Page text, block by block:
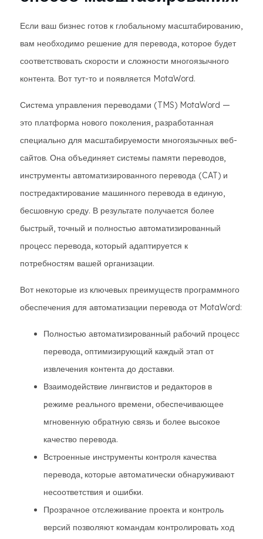
Если ваш бизнес готов к глобальному масштабированию,
вам необходимо решение для перевода, которое будет
соответствовать скорости и сложности многоязычного
контента. Вот тут-то и появляется MotaWord.
Система управления переводами (TMS) MotaWord —
это платформа нового поколения, разработанная
специально для масштабируемости многоязычных веб-
сайтов. Она объединяет системы памяти переводов,
инструменты автоматизированного перевода (CAT) и
постредактирование машинного перевода в единую,
бесшовную среду. В результате получается более
быстрый, точный и полностью автоматизированный
процесс перевода, который адаптируется к
потребностям вашей организации.
Вот некоторые из ключевых преимуществ программного
обеспечения для автоматизации перевода от MotaWord:
Полностью автоматизированный рабочий процесс
перевода, оптимизирующий каждый этап от
извлечения контента до доставки.
Взаимодействие лингвистов и редакторов в
режиме реального времени, обеспечивающее
мгновенную обратную связь и более высокое
качество перевода.
Встроенные инструменты контроля качества
перевода, которые автоматически обнаруживают
несоответствия и ошибки.
Прозрачное отслеживание проекта и контроль
версий позволяют командам контролировать ход